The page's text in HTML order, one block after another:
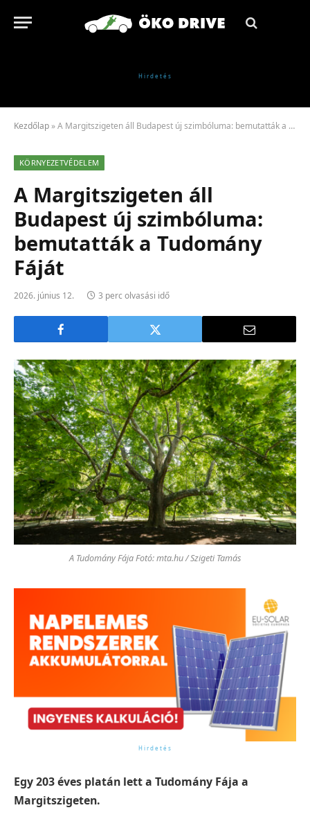
Kezdőlap »A Margitszigeten áll Budapest új szimbóluma: bemutatták a Tudomány Fáját
KÖRNYEZETVÉDELEM
A Margitszigeten áll
Budapest új szimbóluma:
bemutatták a Tudomány
Fáját
2026. június 12. 3 perc olvasási idő
A Tudomány Fája Fotó: mta.hu / Szigeti Tamás
Egy 203 éves platán lett a Tudomány Fája a
Margitszigeten.